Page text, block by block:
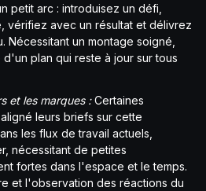
petit arc : introduisez un défi,
vérifiez avec un résultat et délivrez
Nécessitant un montage soigné,
plan qui reste à jour sur tous
et les marques :Certaines
leurs briefs sur cette
les flux de travail actuels,
nécessitant de petites
fortes dans l'espace et le temps.
et l'observation des réactions du